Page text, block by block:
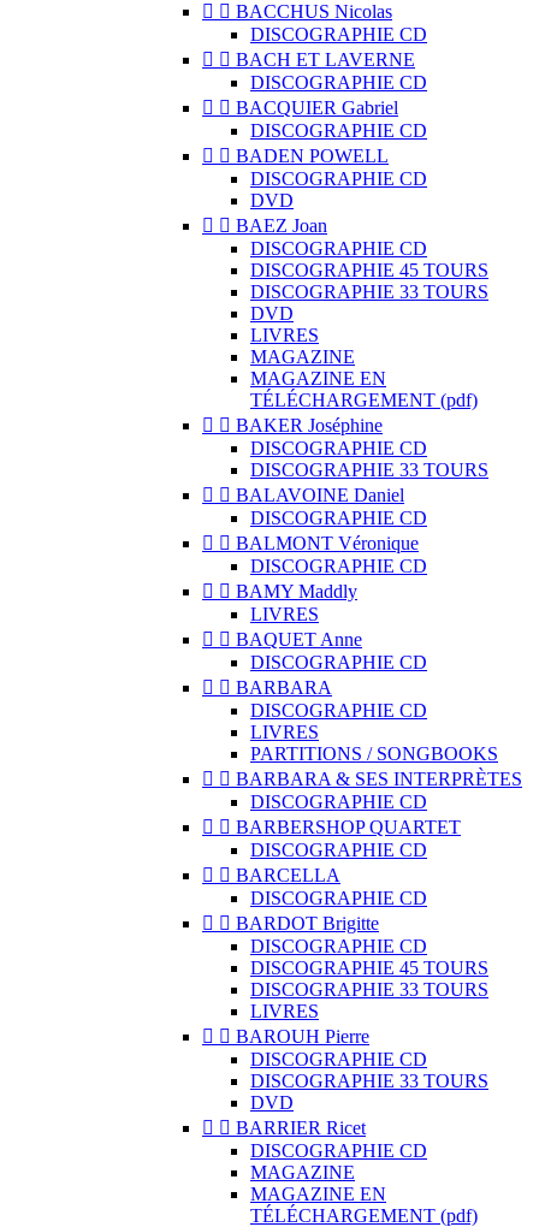
  BACCHUS Nicolas
DISCOGRAPHIE CD
  BACH ET LAVERNE
DISCOGRAPHIE CD
  BACQUIER Gabriel
DISCOGRAPHIE CD
  BADEN POWELL
DISCOGRAPHIE CD
DVD
  BAEZ Joan
DISCOGRAPHIE CD
DISCOGRAPHIE 45 TOURS
DISCOGRAPHIE 33 TOURS
DVD
LIVRES
MAGAZINE
MAGAZINE EN
TÉLÉCHARGEMENT (pdf)
  BAKER Joséphine
DISCOGRAPHIE CD
DISCOGRAPHIE 33 TOURS
  BALAVOINE Daniel
DISCOGRAPHIE CD
  BALMONT Véronique
DISCOGRAPHIE CD
  BAMY Maddly
LIVRES
  BAQUET Anne
DISCOGRAPHIE CD
  BARBARA
DISCOGRAPHIE CD
LIVRES
PARTITIONS / SONGBOOKS
  BARBARA & SES INTERPRÈTES
DISCOGRAPHIE CD
  BARBERSHOP QUARTET
DISCOGRAPHIE CD
  BARCELLA
DISCOGRAPHIE CD
  BARDOT Brigitte
DISCOGRAPHIE CD
DISCOGRAPHIE 45 TOURS
DISCOGRAPHIE 33 TOURS
LIVRES
  BAROUH Pierre
DISCOGRAPHIE CD
DISCOGRAPHIE 33 TOURS
DVD
  BARRIER Ricet
DISCOGRAPHIE CD
MAGAZINE
MAGAZINE EN
TÉLÉCHARGEMENT (pdf)